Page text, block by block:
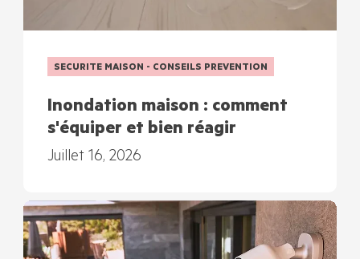
SECURITE MAISON - CONSEILS PREVENTION
Inondation maison : comment
s'équiper et bien réagir
Juillet 16, 2026